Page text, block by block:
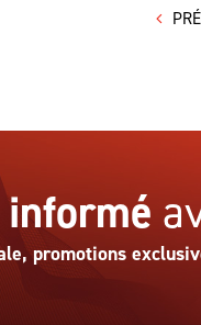
informé
promotions